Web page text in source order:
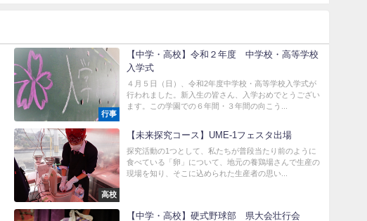
行事
【中学・高校】令和２年度 中学校・高等学校
入学式
４月５日（日）、令和2年度中学校・高等学校入学式が
行われました。新入生の皆さん、入学おめでとうござい
ます。この学園での６年間・３年間の向こう...
高校
【未来探究コース】UME-1フェスタ出場
探究活動の1つとして、私たちが普段当たり前のように
食べている「卵」について、地元の養鶏場さんで生産の
現場を知り、そこに込められた生産者の思い...
【中学・高校】硬式野球部 県大会壮行会